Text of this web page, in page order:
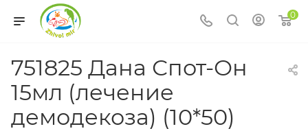
0
751825 Дана Спот-Он
15мл (лечение
демодекоза) (10*50)